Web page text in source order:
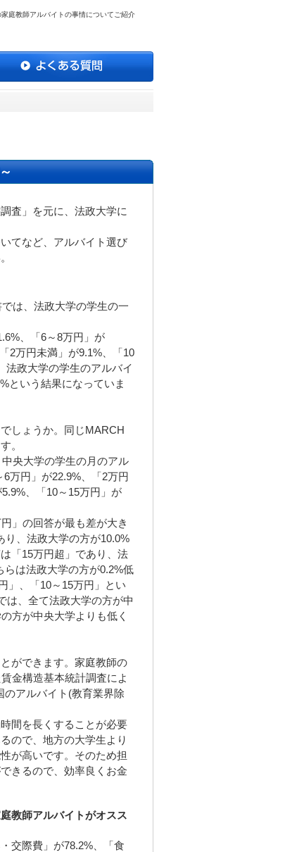
庭教師アルバイトの事情についてご紹介
査」を元に、法政大学に
てなど、アルバイト選び
は、法政大学の学生の一
、「6～8万円」が
2万円未満」が9.1%、「10
法政大学の学生のアルバイ
という結果になっていま
しょうか。同じMARCH
。
央大学の学生の月のアル
万円」が22.9%、「2万円
、「10～15万円」が
」の回答が最も差が大き
り、法政大学の方が10.0%
「15万円超」であり、法
は法政大学の方が0.2%低
」、「10～15万円」とい
は、全て法政大学の方が中
方が中央大学よりも低く
ができます。家庭教師の
金構造基本統計調査によ
のアルバイト(教育業界除
間を長くすることが必要
ので、地方の大学生より
が高いです。そのため担
きるので、効率良くお金
教師アルバイトがオスス
交際費」が78.2%、「食